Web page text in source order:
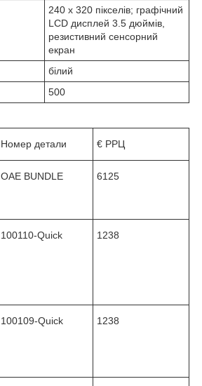
240 x 320 пікселів; графічний
LCD дисплей 3.5 дюймів,
резистивний сенсорний
екран
білий
500
Номер детали € РРЦ
OAE BUNDLE 6125
100110-Quick 1238
100109-Quick 1238